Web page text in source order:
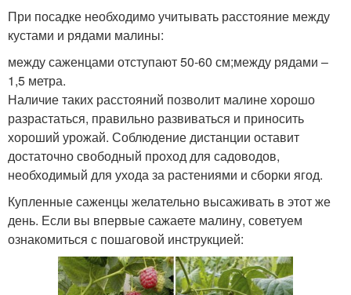
При посадке необходимо учитывать расстояние между
кустами и рядами малины:
между саженцами отступают 50-60 см;между рядами –
1,5 метра.
Наличие таких расстояний позволит малине хорошо
разрастаться, правильно развиваться и приносить
хороший урожай. Соблюдение дистанции оставит
достаточно свободный проход для садоводов,
необходимый для ухода за растениями и сборки ягод.
Купленные саженцы желательно высаживать в этот же
день. Если вы впервые сажаете малину, советуем
ознакомиться с пошаговой инструкцией: